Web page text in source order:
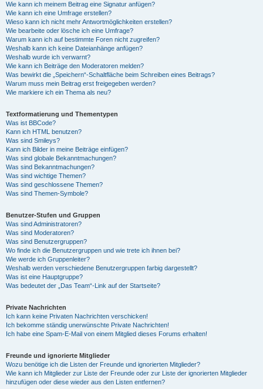
Wie kann ich meinem Beitrag eine Signatur anfügen?
Wie kann ich eine Umfrage erstellen?
Wieso kann ich nicht mehr Antwortmöglichkeiten erstellen?
Wie bearbeite oder lösche ich eine Umfrage?
Warum kann ich auf bestimmte Foren nicht zugreifen?
Weshalb kann ich keine Dateianhänge anfügen?
Weshalb wurde ich verwarnt?
Wie kann ich Beiträge den Moderatoren melden?
Was bewirkt die „Speichern“-Schaltfläche beim Schreiben eines Beitrags?
Warum muss mein Beitrag erst freigegeben werden?
Wie markiere ich ein Thema als neu?
Textformatierung und Thementypen
Was ist BBCode?
Kann ich HTML benutzen?
Was sind Smileys?
Kann ich Bilder in meine Beiträge einfügen?
Was sind globale Bekanntmachungen?
Was sind Bekanntmachungen?
Was sind wichtige Themen?
Was sind geschlossene Themen?
Was sind Themen-Symbole?
Benutzer-Stufen und Gruppen
Was sind Administratoren?
Was sind Moderatoren?
Was sind Benutzergruppen?
Wo finde ich die Benutzergruppen und wie trete ich ihnen bei?
Wie werde ich Gruppenleiter?
Weshalb werden verschiedene Benutzergruppen farbig dargestellt?
Was ist eine Hauptgruppe?
Was bedeutet der „Das Team“-Link auf der Startseite?
Private Nachrichten
Ich kann keine Privaten Nachrichten verschicken!
Ich bekomme ständig unerwünschte Private Nachrichten!
Ich habe eine Spam-E-Mail von einem Mitglied dieses Forums erhalten!
Freunde und ignorierte Mitglieder
Wozu benötige ich die Listen der Freunde und ignorierten Mitglieder?
Wie kann ich Mitglieder zur Liste der Freunde oder zur Liste der ignorierten Mitglieder
hinzufügen oder diese wieder aus den Listen entfernen?